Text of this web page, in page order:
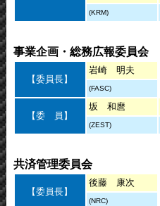
(KRM)
事業企画・総務広報委員会
【委員長】
岩崎 明夫
(FASC)
【委 員】
坂 和麿
(ZEST)
共済管理委員会
【委員長】
後藤 康次
(NRC)